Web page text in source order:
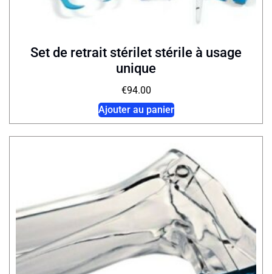
Set de retrait stérilet stérile à usage
unique
€94.00
Ajouter au panier